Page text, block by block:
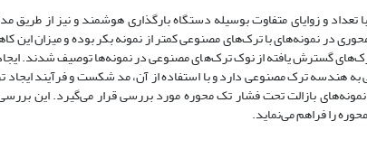
و زوایای متفاوت بوسیله دستگاه بارگذاری هوشمند و نیز از طریق
در نمونه‌های با ترک‌های مصنوعی کمتر از نمونه بکر بوده و میزان این
گسترش یافته از نوک ترک‌های مصنوعی در نمونه‌ها توصیف شدند.
ترک مصنوعی دارد و با استفاده از آن، مد شکست و فرآیند ایجاد
بازالت تحت فشار تک محوره مورد بررسی قرار می‌گیرد. این
را فراهم می‌نماید.